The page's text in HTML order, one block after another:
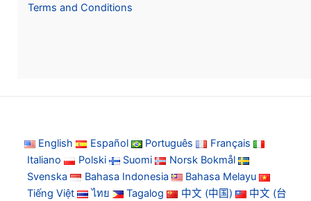
Terms and Conditions
English Español Português
Français
Italiano
Polski Suomi
Norsk Bokmål
Svenska
Bahasa Indonesia
Bahasa Melayu
Tiếng Việt
ไทย Tagalog 中文 (中国)
中文 (台